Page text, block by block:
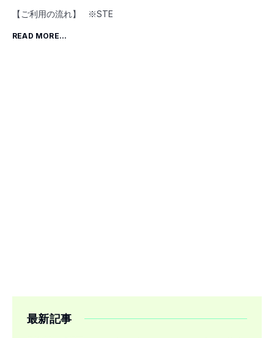
【ご利用の流れ】 ※STE
READ MORE...
最新記事